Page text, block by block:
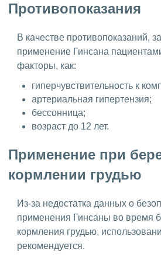
Противопоказания
В качестве противопоказаний,
применение Гинсана
факторы, как:
гиперчувствительность к
артериальная гипертензия;
бессонница;
возраст до 12 лет.
Применение при
кормлении грудью
Из-за недостатка данных о
применения Гинсаны во время
кормления грудью,
рекомендуется.